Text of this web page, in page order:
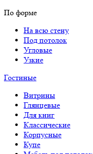
По форме
На всю стену
Под потолок
Угловые
Узкие
Гостиные
Витрины
Глянцевые
Для книг
Классические
Корпусные
Купе